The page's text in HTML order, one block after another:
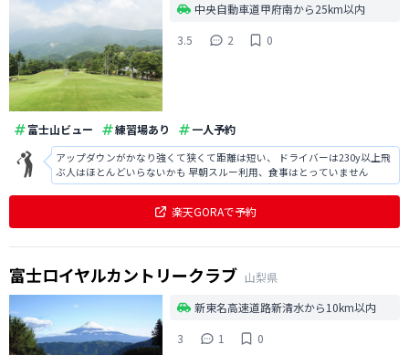
中央自動車道甲府南から25km以内
3.5
2 0
富士山ビュー 練習場あり 一人予約
アップダウンがかなり強くて狭くて距離は短い、 ドライバーは230y以上飛
ぶ人はほとんどいらないかも 早朝スルー利用、食事はとっていません
楽天GORAで予約
富士ロイヤルカントリークラブ 山梨県
新東名高速道路新清水から10km以内
3
1 0